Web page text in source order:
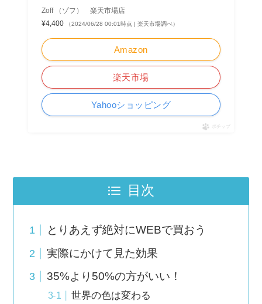
Zoff （ゾフ） 楽天市場店
¥4,400
（2024/06/28 00:01時点 | 楽天市場調べ）
Amazon
楽天市場
Yahooショッピング
ポチップ
目次
とりあえず絶対にWEBで買おう
実際にかけて見た効果
35%より50%の方がいい！
世界の色は変わる